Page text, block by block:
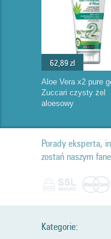
62,89 zł
Aloe Vera x2 pure
Zuccari czysty żel
aloesowy
Porady eksperta,
zostań naszym
Kategorie: